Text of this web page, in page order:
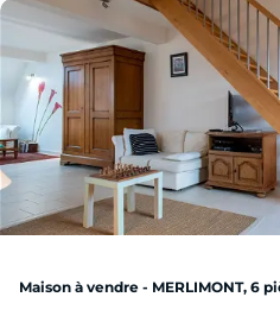
A l'étage , vous y trouverez 2 grandes
un coin grenier .
Les extérieurs disposent d'un grand
pour véhicules électriques , un grand
stationner votre camping car , un atelier
de jardin , une terrasse avec store Ban .
Aucun travaux a prévoir , chauffage par
vivre !!
DPE classe B !
Maison à vendre - MERLIMONT, 6